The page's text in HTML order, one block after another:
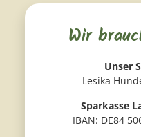
Wir
Unser
Lesika
Sparkasse
IBAN: DE84